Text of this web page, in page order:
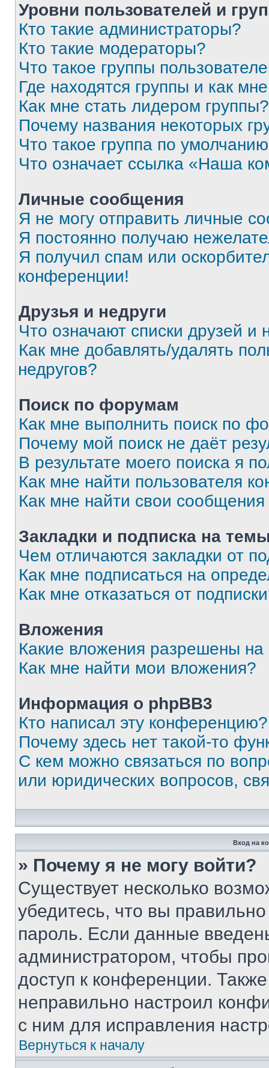
Уровни пользователей и
Кто такие администраторы?
Кто такие модераторы?
Что такое группы
Где находятся группы и как
Как мне стать лидером группы?
Почему названия некоторых
Что такое группа по
Что означает ссылка «Наша
Личные сообщения
Я не могу отправить личные
Я постоянно получаю
Я получил спам или
конференции!
Друзья и недруги
Что означают списки друзей и
Как мне добавлять/удалять
недругов?
Поиск по форумам
Как мне выполнить поиск по
Почему мой поиск не даёт
В результате моего поиска я
Как мне найти пользователя
Как мне найти свои
Закладки и подписка на
Чем отличаются закладки от
Как мне подписаться на
Как мне отказаться от
Вложения
Какие вложения разрешены
Как мне найти мои вложения?
Информация о phpBB3
Кто написал эту конференцию?
Почему здесь нет такой-то
С кем можно связаться по
или юридических вопросов,
Вход на
» Почему я не могу войти?
Существует несколько
убедитесь, что вы
пароль. Если данные
администратором, чтобы
доступ к конференции.
неправильно настроил
с ним для исправления
Вернуться к началу